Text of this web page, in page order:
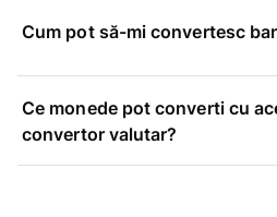
Cum pot să-mi convertesc
Ce monede pot converti cu
convertor valutar?